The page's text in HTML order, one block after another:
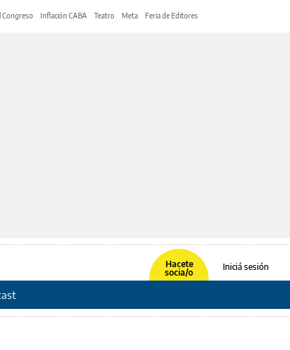
Congreso Inflación CABA Teatro Meta Feria de Editores
Hacete
socia/o
Iniciá sesión